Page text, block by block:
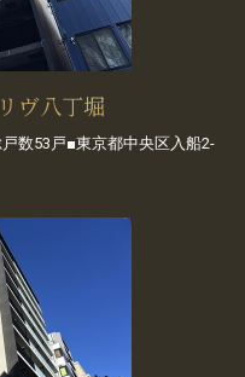
ヴ八丁堀
数53戸■東京都中央区入船2-